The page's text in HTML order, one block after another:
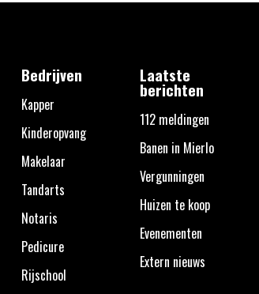
Bedrijven
Kapper
Kinderopvang
Makelaar
Tandarts
Notaris
Pedicure
Rijschool
Laatste
berichten
112 meldingen
Banen in Mierlo
Vergunningen
Huizen te koop
Evenementen
Extern nieuws